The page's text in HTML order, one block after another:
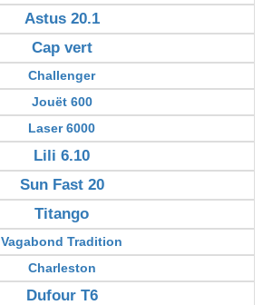
Astus 20.1
Cap vert
Challenger
Jouët 600
Laser 6000
Lili 6.10
Sun Fast 20
Titango
Vagabond Tradition
Charleston
Dufour T6